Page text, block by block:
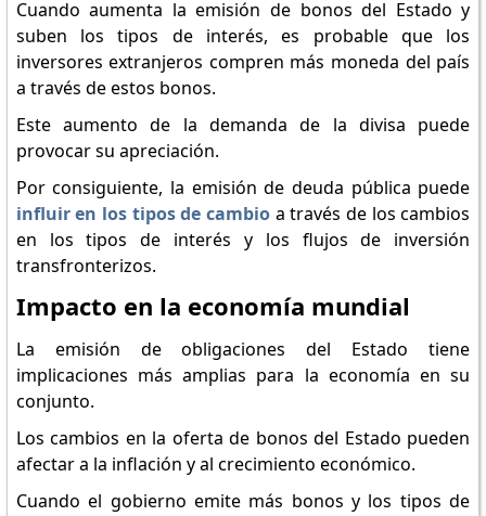
Cuando aumenta la emisión de bonos del Estado y
suben los tipos de interés, es probable que los
inversores extranjeros compren más moneda del país
a través de estos bonos.
Este aumento de la demanda de la divisa puede
provocar su apreciación.
Por consiguiente, la emisión de deuda pública puede
influir en los tipos de cambio a través de los cambios
en los tipos de interés y los flujos de inversión
transfronterizos.
Impacto en la economía mundial
La emisión de obligaciones del Estado tiene
implicaciones más amplias para la economía en su
conjunto.
Los cambios en la oferta de bonos del Estado pueden
afectar a la inflación y al crecimiento económico.
Cuando el gobierno emite más bonos y los tipos de